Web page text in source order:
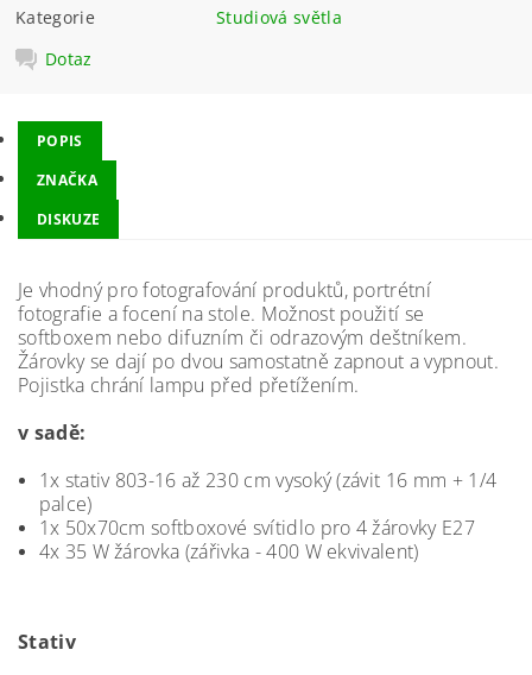
Kategorie
Studiová světla
Dotaz
POPIS
ZNAČKA
DISKUZE
Je vhodný pro fotografování produktů, portrétní
fotografie a focení na stole. Možnost použití se
softboxem nebo difuzním či odrazovým deštníkem.
Žárovky se dají po dvou samostatně zapnout a vypnout.
Pojistka chrání lampu před přetížením.
v sadě:
1x stativ 803-16 až 230 cm vysoký (závit 16 mm + 1/4
palce)
1x 50x70cm softboxové svítidlo pro 4 žárovky E27
4x 35 W žárovka (zářivka - 400 W ekvivalent)
Stativ